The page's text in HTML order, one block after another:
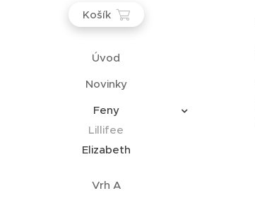
Košík
Úvod
Novinky
Feny
Lillifee
Elizabeth
Vrh A